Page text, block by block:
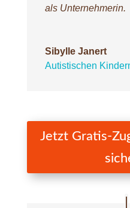
als Unternehmerin.
Sibylle Janert
Autistischen
Jetzt Gratis-